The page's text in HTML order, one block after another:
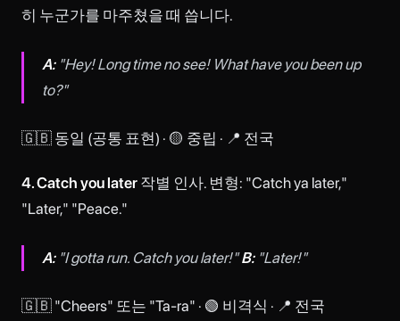
히 누군가를 마주쳤을 때 씁니다.
A:"Hey! Long time no see! What have you been up
to?"
🇬🇧 동일 (공통 표현) · 🟡 중립 · 📍 전국
4. Catch you later 작별 인사. 변형: "Catch ya later,"
"Later," "Peace."
A:"I gotta run. Catch you later!"B:"Later!"
🇬🇧 "Cheers" 또는 "Ta-ra" · 🟢 비격식 · 📍 전국